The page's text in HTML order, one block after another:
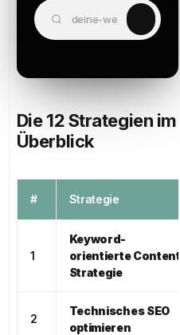
Die 12 Strategien im
Überblick
# Strategie
1
Keyword-
orientierte Content-
Strategie
2
Technisches SEO
optimieren